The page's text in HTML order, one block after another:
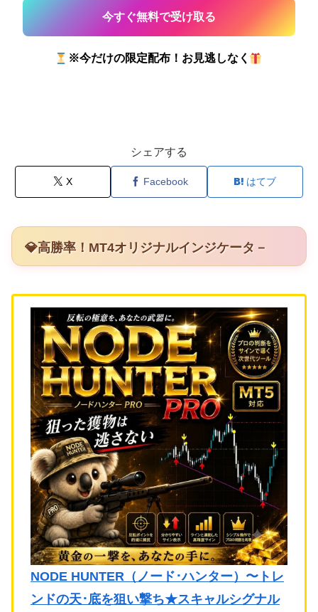
※今だけの限定配布！お見逃しなく
シェアする
X Facebook はてブ
💎高勝率！MT4オリジナルインジケータ－
NODE HUNTER（ノード･ハンター）〜トレ
ンドの天･底を狙い撃ち★スキャルシグナル